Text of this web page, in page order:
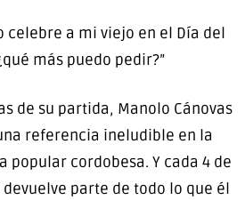
celebre a mi viejo en el Día del
más puedo pedir?”
de su partida, Manolo Cánovas
referencia ineludible en la
popular cordobesa. Y cada 4 de
parte de todo lo que él